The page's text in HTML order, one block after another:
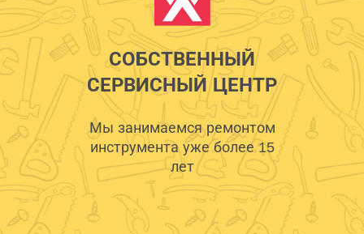
СОБСТВЕННЫЙ
СЕРВИСНЫЙ ЦЕНТР
Мы занимаемся ремонтом
инструмента уже более 15
лет